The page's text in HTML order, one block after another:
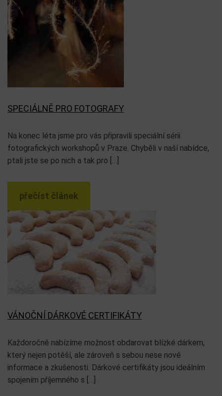
SPECIÁLNĚ PRO FOTOGRAFY
Na konec léta jsme pro vás připravili speciální sérii
fotografických workshopů v Praze. Chyběli v naší nabídce,
ptali jste se po nich a tak pro […]
přečíst článek
VÁNOČNÍ DÁRKOVÉ CERTIFIKÁTY
Každoročně nabízíme možnost obdarovat blízké dárkem,
který nejen potěší, ale zároveň s sebou nese nové
informace a zkušenosti. Dárkové certifikáty jsou ideálním
spojením příjemného s […]